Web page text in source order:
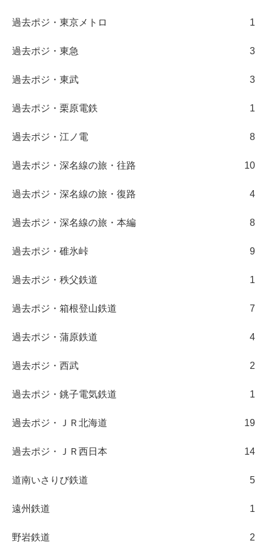
過去ポジ・東京メトロ 1
過去ポジ・東急 3
過去ポジ・東武 3
過去ポジ・栗原電鉄 1
過去ポジ・江ノ電 8
過去ポジ・深名線の旅・往路 10
過去ポジ・深名線の旅・復路 4
過去ポジ・深名線の旅・本編 8
過去ポジ・碓氷峠 9
過去ポジ・秩父鉄道 1
過去ポジ・箱根登山鉄道 7
過去ポジ・蒲原鉄道 4
過去ポジ・西武 2
過去ポジ・銚子電気鉄道 1
過去ポジ・ＪＲ北海道 19
過去ポジ・ＪＲ西日本 14
道南いさりび鉄道 5
遠州鉄道 1
野岩鉄道 2